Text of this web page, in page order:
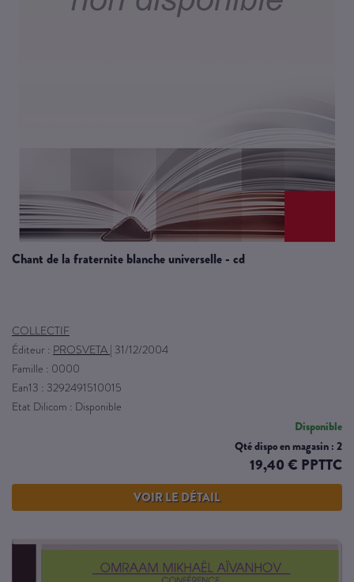
chant de la fraternite blanche universelle - cd
COLLECTIF
Éditeur : PROSVETA | 31/12/2004
Famille : 0000
Ean13 : 3292491510015
Etat Dilicom : Disponible
Disponible
Qté dispo en magasin : 2
19,40 € PPTTC
VOIR LE DÉTAIL